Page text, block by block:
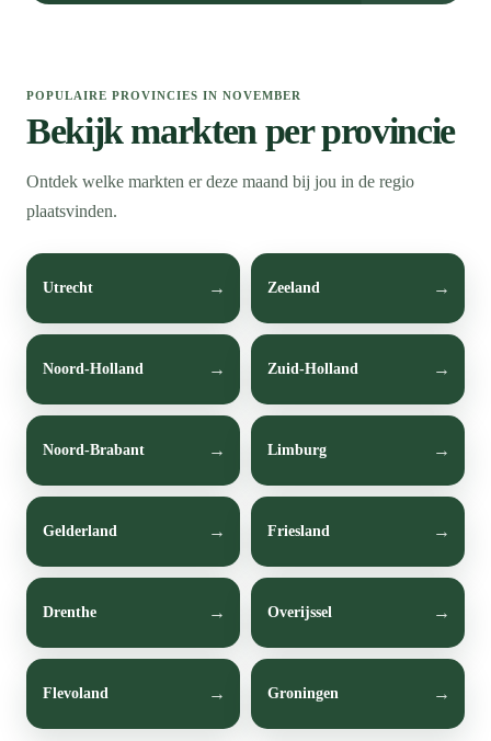
POPULAIRE PROVINCIES IN NOVEMBER
Bekijk markten per provincie
Ontdek welke markten er deze maand bij jou in de regio
plaatsvinden.
Utrecht Zeeland
Noord-Holland Zuid-Holland
Noord-Brabant Limburg
Gelderland Friesland
Drenthe Overijssel
Flevoland Groningen